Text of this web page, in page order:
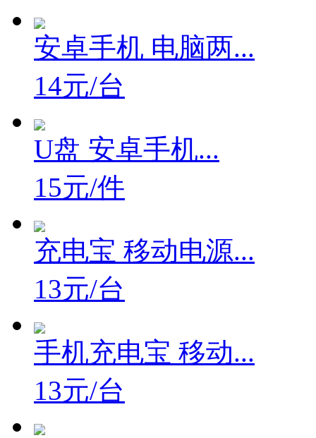
安卓手机 电脑两...
14元/台
U盘 安卓手机...
15元/件
充电宝 移动电源...
13元/台
手机充电宝 移动...
13元/台